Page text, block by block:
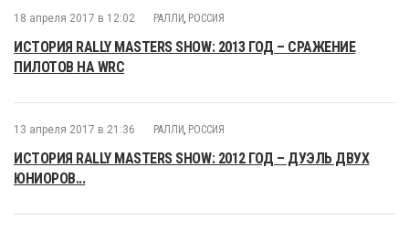
18 апреля 2017 в 12:02 РАЛЛИ, РОССИЯ
ИСТОРИЯ RALLY MASTERS SHOW: 2013 ГОД – СРАЖЕНИЕ
ПИЛОТОВ НА WRC
13 апреля 2017 в 21:36 РАЛЛИ, РОССИЯ
ИСТОРИЯ RALLY MASTERS SHOW: 2012 ГОД – ДУЭЛЬ ДВУХ
ЮНИОРОВ...